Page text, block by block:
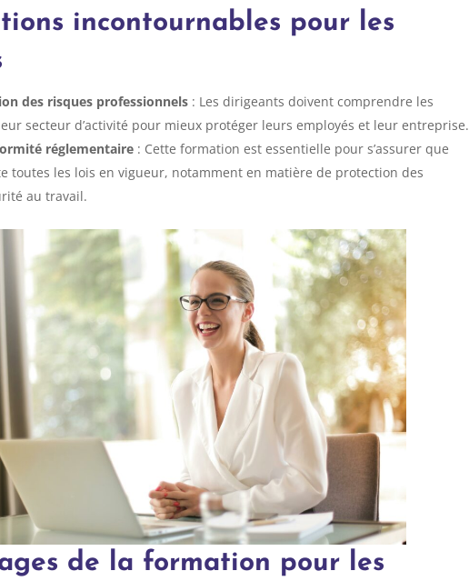
incontournables pour les
des risques professionnels : Les dirigeants doivent comprendre les
secteur d’activité pour mieux protéger leurs employés et leur entreprise.
réglementaire : Cette formation est essentielle pour s’assurer que
toutes les lois en vigueur, notamment en matière de protection des
au travail.
de la formation pour les